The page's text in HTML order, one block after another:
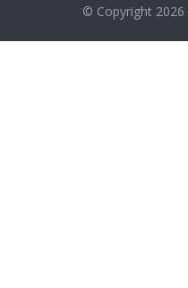
© Copyright 2026